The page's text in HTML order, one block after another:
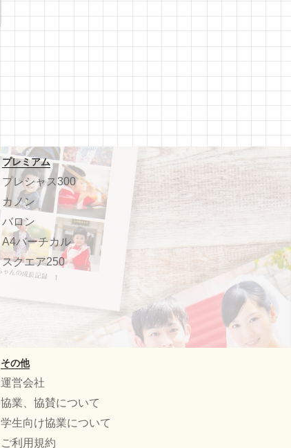
プレミアム
プレシャス300
カノン
バロン
A4バーチカル
スクエア250
その他
運営会社
協業、協賛について
学生向け協業について
ご利用規約